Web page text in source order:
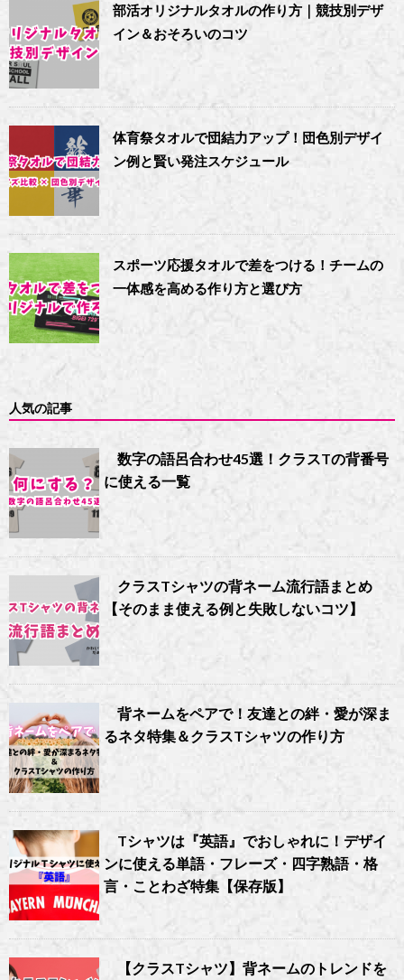
部活オリジナルタオルの作り方｜競技別デザ
イン＆おそろいのコツ
体育祭タオルで団結力アップ！団色別デザイ
ン例と賢い発注スケジュール
スポーツ応援タオルで差をつける！チームの
一体感を高める作り方と選び方
人気の記事
数字の語呂合わせ45選！クラスTの背番号
に使える一覧
クラスTシャツの背ネーム流行語まとめ
【そのまま使える例と失敗しないコツ】
背ネームをペアで！友達との絆・愛が深ま
るネタ特集＆クラスTシャツの作り方
Tシャツは『英語』でおしゃれに！デザイ
ンに使える単語・フレーズ・四字熟語・格
言・ことわざ特集【保存版】
【クラスTシャツ】背ネームのトレンドを